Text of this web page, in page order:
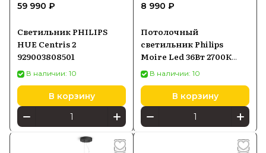
59 990 ₽
Светильник PHILIPS
HUE Centris 2
929003808501
В наличии: 10
В корзину
8 990 ₽
Потолочный
светильник Philips
Moire Led 36Вт 2700К
3600лм
В наличии: 10
В корзину